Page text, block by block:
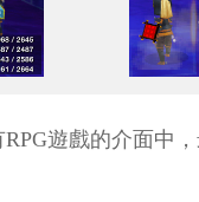
遊戲的介面中